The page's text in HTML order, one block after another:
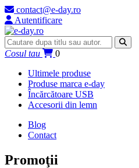
contact@e-day.ro
Autentificare
Cosul tau
0
Ultimele produse
Produse marca e-day
Încărcătoare USB
Accesorii din lemn
Blog
Contact
Promoţii